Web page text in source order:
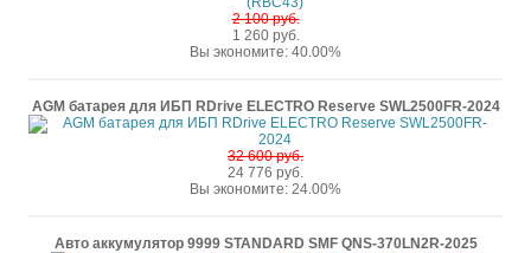
2 100 руб.
1 260 руб.
Вы экономите: 40.00%
AGM батарея для ИБП RDrive ELECTRO Reserve SWL2500FR-2024
32 600 руб.
24 776 руб.
Вы экономите: 24.00%
Авто аккумулятор 9999 STANDARD SMF QNS-370LN2R-2025